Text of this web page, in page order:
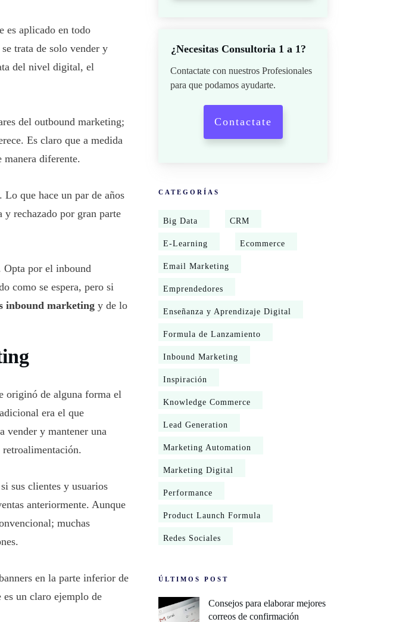
es aplicado en todo
trata de solo vender y
del nivel digital, el
del outbound marketing;
Es claro que a medida
manera diferente.
que hace un par de años
rechazado por gran parte
Opta por el inbound
como se espera, pero si
inbound marketing y de lo
originó de alguna forma el
era el que
vender y mantener una
sus clientes y usuarios
anteriormente. Aunque
muchas
en la parte inferior de
es un claro ejemplo de
¿Necesitas Consultoria 1 a 1?
Contactate con nuestros Profesionales
para que podamos ayudarte.
Contactate
CATEGORÍAS
Big Data CRM
E-Learning Ecommerce
Email Marketing
Emprendedores
Enseñanza y Aprendizaje Digital
Formula de Lanzamiento
Inbound Marketing
Inspiración
Knowledge Commerce
Lead Generation
Marketing Automation
Marketing Digital
Performance
Product Launch Formula
Redes Sociales
ÚLTIMOS POST
Consejos para elaborar mejores
correos de confirmación